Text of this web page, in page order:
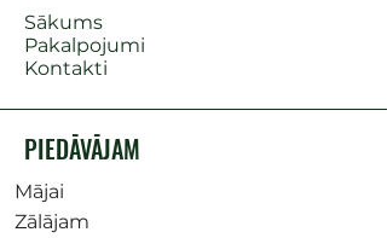
Sākums
Pakalpojumi
Kontakti
PIEDĀVĀJAM
Mājai
Zālājam